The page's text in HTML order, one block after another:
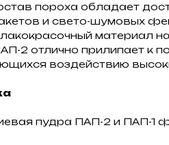
пороха обладает
и свето-шумовых
материал
2 отлично прилипает к
воздействию
пудра ПАП-2 и ПАП-1